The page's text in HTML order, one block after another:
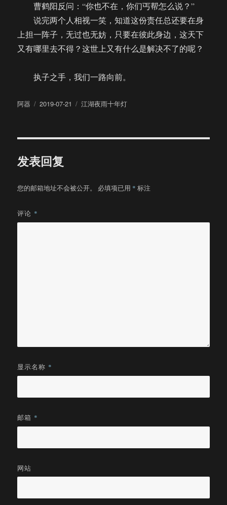
曹鹤阳反问：“你也不在，你们丐帮怎么说？”
说完两个人相视一笑，知道这份责任总还要在身
上担一阵子，无过也无妨，只要在彼此身边，这天下
又有哪里去不得？这世上又有什么是解决不了的呢？
执子之手，我们一路向前。
作
阿器
发
2019-07-21
分
江湖夜雨十年灯
发表回复
您的邮箱地址不会被公开。 必填项已用 * 标注
评论 *
显示名称 *
邮箱 *
网站